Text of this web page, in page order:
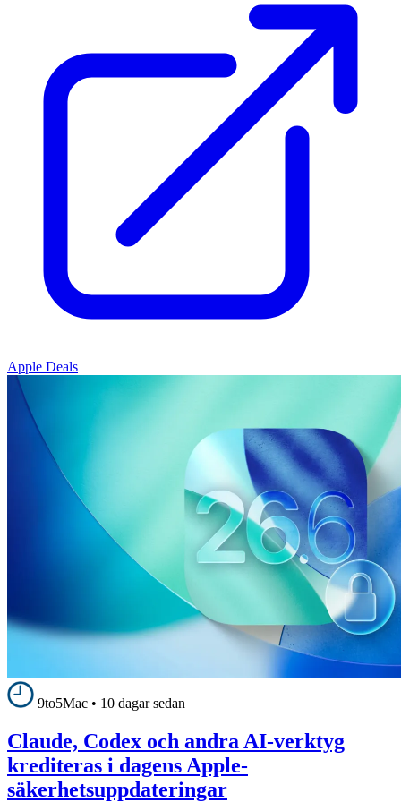
Apple Deals
9to5Mac • 10 dagar sedan
Claude, Codex och andra AI-verktyg
krediteras i dagens Apple-
säkerhetsuppdateringar